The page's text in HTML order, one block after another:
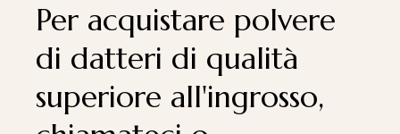
Per acquistare polvere
di datteri di qualità
superiore all'ingrosso,